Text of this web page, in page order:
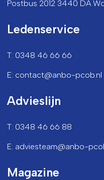
Postbus 2012 3440 DA
Ledenservice
T: 0348 46 66 66
E: contact@anbo-pcob.nl
Advieslijn
T: 0348 46 66 88
E: adviesteam@anbo-
Magazine